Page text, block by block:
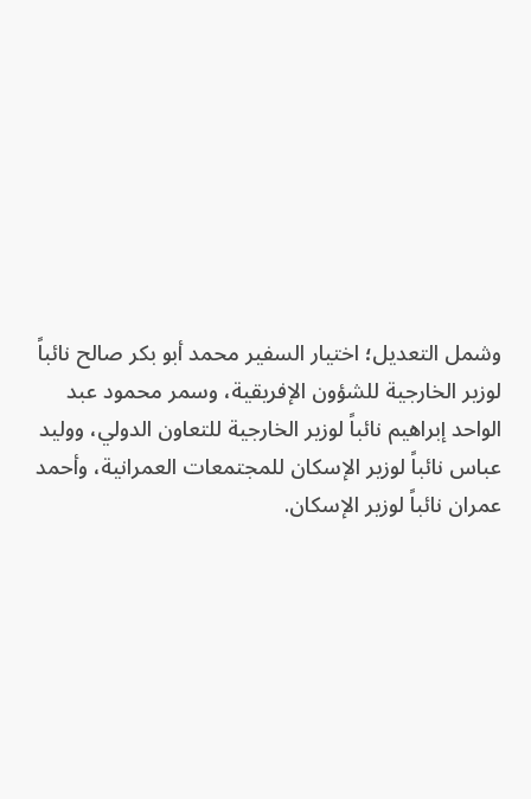
وشمل التعديل؛ اختيار السفير محمد أبو بكر صالح نائباً
لوزير الخارجية للشؤون الإفريقية، وسمر محمود عبد
الواحد إبراهيم نائباً لوزير الخارجية للتعاون الدولي، ووليد
عباس نائباً لوزير الإسكان للمجتمعات العمرانية، وأحمد
عمران نائباً لوزير الإسكان.